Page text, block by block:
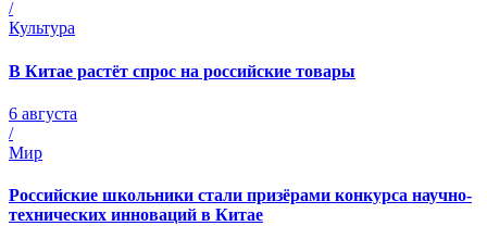
/
Культура
В Китае растёт спрос на российские товары
6 августа
/
Мир
Российские школьники стали призёрами конкурса научно-
технических инноваций в Китае